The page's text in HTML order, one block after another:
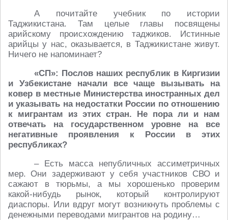
А почитайте учебник по истории
Таджикистана. Там целые главы посвящены
арийскому происхождению таджиков. Истинные
арийцы у нас, оказывается, в Таджикистане живут.
Ничего не напоминает?
«СП»: Послов наших республик в Киргизии
и Узбекистане начали все чаще вызывать на
ковер в местные Министерства иностранных дел
и указывать на недостатки России по отношению
к мигрантам из этих стран. Не пора ли и нам
отвечать на государственном уровне на все
негативные проявления к России в этих
республиках?
– Есть масса непубличных ассиметричных
мер. Они задерживают у себя участников СВО и
сажают в тюрьмы, а мы хорошенько проверим
какой-нибудь рынок, который контролируют
диаспоры. Или вдруг могут возникнуть проблемы с
денежными переводами мигрантов на родину…